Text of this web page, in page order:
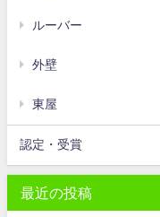
ルーバー
外壁
東屋
認定・受賞
最近の投稿